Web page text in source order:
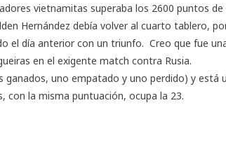
vietnamitas superaba los 2600 puntos de
Hernández debía volver al cuarto tablero,
el día anterior con un triunfo. Creo que fue
en el exigente match contra Rusia.
uno empatado y uno perdido) y está
con la misma puntuación, ocupa la 23.